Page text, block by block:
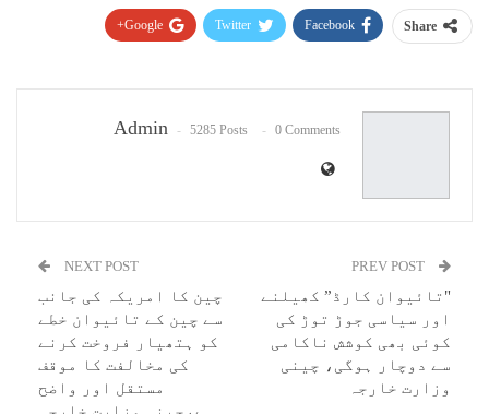
Share
Facebook
Twitter
Google+
Admin 5285 Posts 0 Comments
"تائیوان کارڈ” کھیلنے
اور سیاسی جوڑ توڑ کی
کوئی بھی کوشش ناکامی
سے دوچار ہوگی، چینی
وزارت خارجہ
NEXT POST
چین کا امریکہ کی جانب
سے چین کے تائیوان خطے
کو ہتھیار فروخت کرنے
کی مخالفت کا موقف
مستقل اور واضح
ہے،چینی وزارت خارجہ